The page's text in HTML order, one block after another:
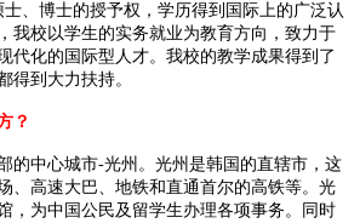
、博士的授予权，学历得到国际上的广泛认
我校以学生的实务就业为教育方向，致力于
代化的国际型人才。我校的教学成果得到了
得到大力扶持。
？
中心城市-光州。光州是韩国的直辖市，这
、高速大巴、地铁和直通首尔的高铁等。光
，为中国公民及留学生办理各项事务。同时